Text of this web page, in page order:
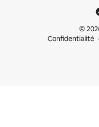
©
Confidentialité